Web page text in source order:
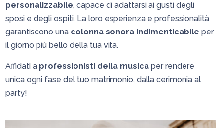
personalizzabile, capace di adattarsi ai gusti degli
sposi e degli ospiti. La loro esperienza e professionalità
garantiscono una colonna sonora indimenticabile per
il giorno più bello della tua vita.
Affidati a professionisti della musica per rendere
unica ogni fase del tuo matrimonio, dalla cerimonia al
party!